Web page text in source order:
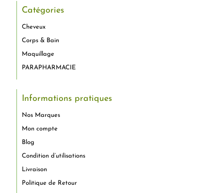
Catégories
Cheveux
Corps & Bain
Maquillage
PARAPHARMACIE
Informations pratiques
Nos Marques
Mon compte
Blog
Condition d’utilisations
Livraison
Politique de Retour